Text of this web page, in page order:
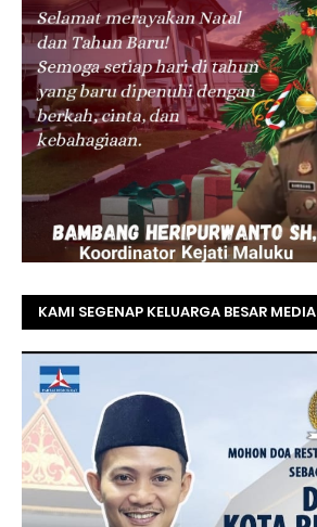
KAMI SEGENAP KELUARGA BESAR MEDIA
BAPAK ACHMAD FAISAL REZ